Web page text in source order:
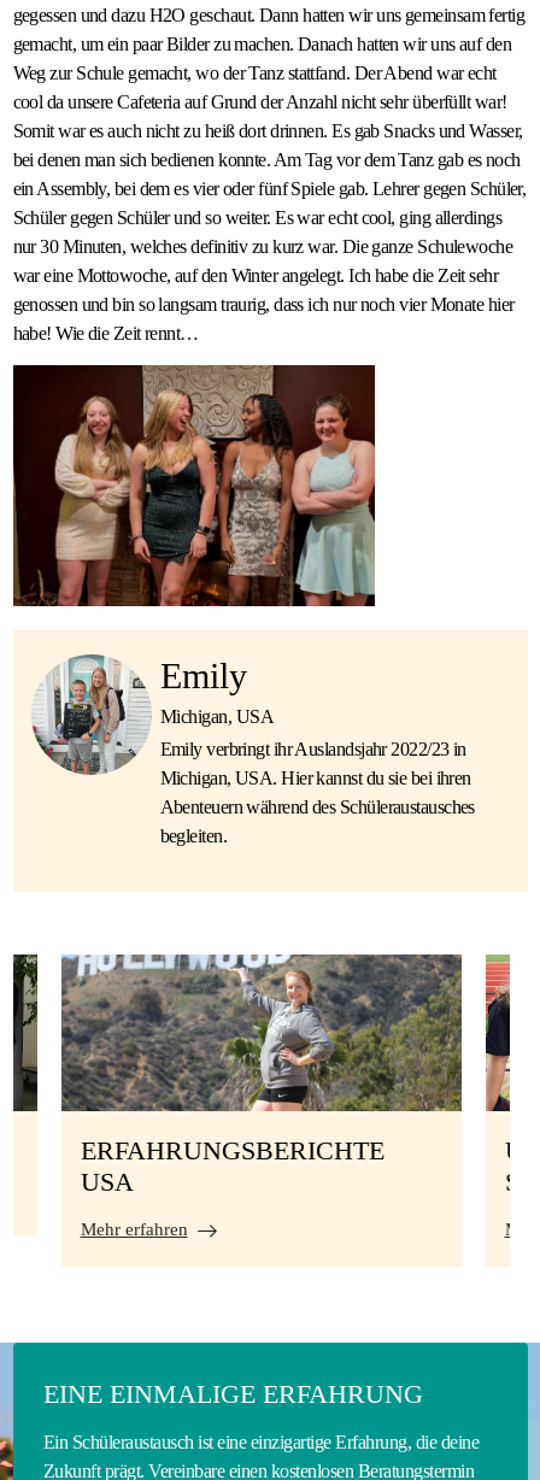
gegessen und dazu H2O geschaut. Dann hatten wir uns gemeinsam fertig
gemacht, um ein paar Bilder zu machen. Danach hatten wir uns auf den
Weg zur Schule gemacht, wo der Tanz stattfand. Der Abend war echt
cool da unsere Cafeteria auf Grund der Anzahl nicht sehr überfüllt war!
Somit war es auch nicht zu heiß dort drinnen. Es gab Snacks und Wasser,
bei denen man sich bedienen konnte. Am Tag vor dem Tanz gab es noch
ein Assembly, bei dem es vier oder fünf Spiele gab. Lehrer gegen Schüler,
Schüler gegen Schüler und so weiter. Es war echt cool, ging allerdings
nur 30 Minuten, welches definitiv zu kurz war. Die ganze Schulewoche
war eine Mottowoche, auf den Winter angelegt. Ich habe die Zeit sehr
genossen und bin so langsam traurig, dass ich nur noch vier Monate hier
habe! Wie die Zeit rennt…
Emily
Michigan, USA
Emily verbringt ihr Auslandsjahr 2022/23 in
Michigan, USA. Hier kannst du sie bei ihren
Abenteuern während des Schüleraustausches
begleiten.
ERFAHRUNGSBERICHTE
USA
Mehr erfahren
EINE EINMALIGE ERFAHRUNG
Ein Schüleraustausch ist eine einzigartige Erfahrung, die deine
Zukunft prägt. Vereinbare einen kostenlosen Beratungstermin